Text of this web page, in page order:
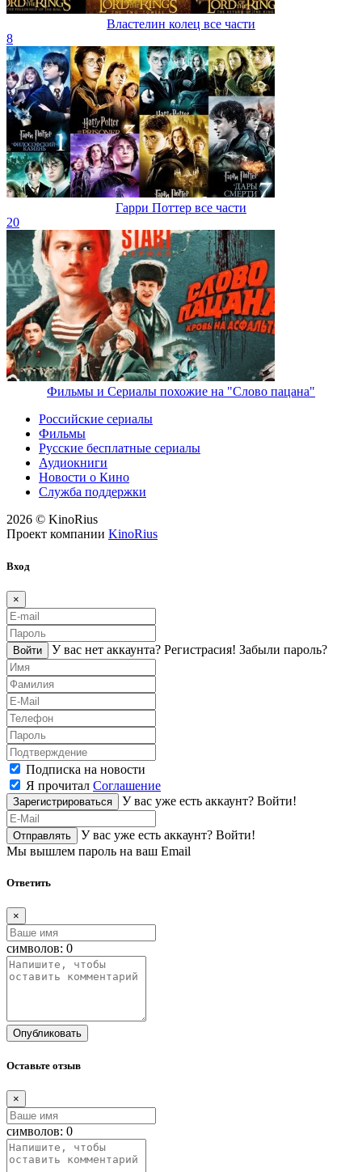
Властелин колец все части
8
Гарри Поттер все части
20
Фильмы и Сериалы похожие на "Слово пацана"
Российские сериалы
Фильмы
Русские бесплатные сериалы
Аудиокниги
Новости о Кино
Служба поддержки
2026 © KinoRius
Проект компании KinoRius
Вход
×
Войти У вас нет аккаунта? Регистраcия! Забыли пароль?
Подписка на новости
Я прочитал Соглашение
Зарегистрироваться У вас уже есть аккаунт? Войти!
Отправлять У вас уже есть аккаунт? Войти!
Мы вышлем пароль на ваш Email
Ответить
×
символов: 0
Опубликовать
Оставьте отзыв
×
символов: 0